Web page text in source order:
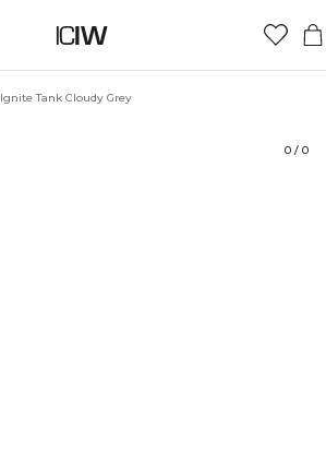
Ignite Tank Cloudy Grey
0 / 0